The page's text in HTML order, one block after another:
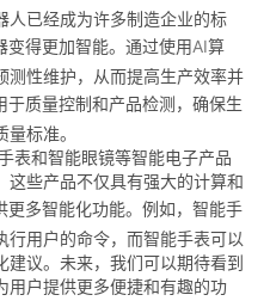
人已经成为许多制造企业的标
变得更加智能。通过使用AI算
测性维护，从而提高生产效率并
于质量控制和产品检测，确保生
标准。
表和智能眼镜等智能电子产品
这些产品不仅具有强大的计算和
更多智能化功能。例如，智能手
用户的命令，而智能手表可以
建议。未来，我们可以期待看到
用户提供更多便捷和有趣的功